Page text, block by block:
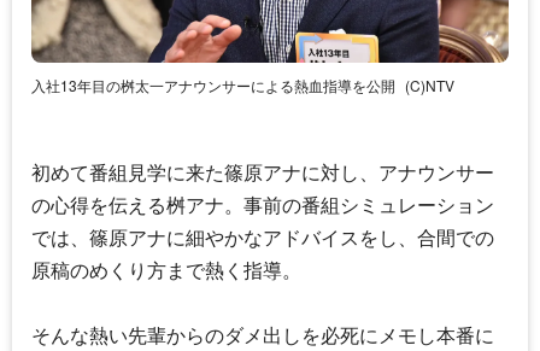
入社13年目の桝太一アナウンサーによる熱血指導を公開 (C)NTV
初めて番組見学に来た篠原アナに対し、アナウンサー
の心得を伝える桝アナ。事前の番組シミュレーション
では、篠原アナに細やかなアドバイスをし、合間での
原稿のめくり方まで熱く指導。
そんな熱い先輩からのダメ出しを必死にメモし本番に